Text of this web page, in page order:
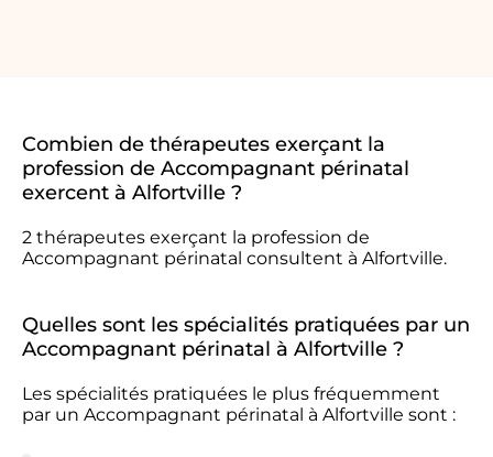
Combien de thérapeutes exerçant la
profession de Accompagnant périnatal
exercent à Alfortville ?
2 thérapeutes exerçant la profession de
Accompagnant périnatal consultent à Alfortville.
Quelles sont les spécialités pratiquées par un
Accompagnant périnatal à Alfortville ?
Les spécialités pratiquées le plus fréquemment
par un Accompagnant périnatal à Alfortville sont :